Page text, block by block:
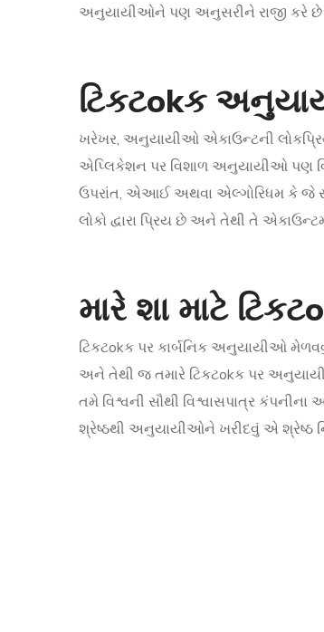
અનુયાયીઓને પણ અનુસરીને રાજી કરે છે
ટિકટokક
ખરેખર, અનુયાયીઓ એકાઉન્ટની
એપ્લિકેશન પર વિશાળ અનુયાયીઓ પણ
ઉપરાંત, એઆઈ અથવા એલ્ગોરિધમ કે જે
લોકો દ્વારા પ્રિય છે અને તેથી તે
મારે શા માટે
ટિકટokક પર કાર્બનિક અનુયાયીઓ
અને તેથી જ તમારે ટિકટokક પર
તમે વિશ્વની સૌથી વિશ્વાસપાત્ર
શ્રેષ્ઠથી અનુયાયીઓને ખરીદવું એ શ્રેષ્ઠ